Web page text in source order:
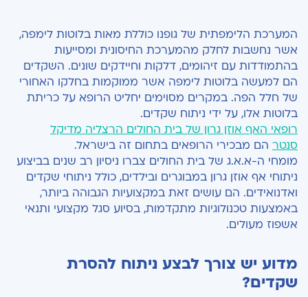
המערכת הלימפתית של גופנו כוללת מאות בלוטות לימפה,
אשר נחשבות לחלק מהמערכת החיסונית ומסייעות
בהתמודדות עם זיהומים, דלקות וחיידקים שונים. השקדים
הם למעשה בלוטות לימפה אשר ממוקמות בחלקו האחורי
של חלל הפה. במקרים מסוימים יחליט הרופא על כריתת
בלוטות אלו, על ידי ניתוח שקדים.
רופאי האף אוזן גרון של בית החולים הרצליה מדיקל
סנטר הם מבכירי הרופאים בתחום זה בישראל.
מומחי ה-א.א.ג של בית החולים צברו ניסיון רב שנים בביצוע
ניתוחי אף אוזן גרון במבוגרים ובילדים, כולל ניתוחי שקדים
ואדנואידים. הם עושים זאת במקצועיות הגבוהה ביותר,
באמצעות טכנולוגיות מתקדמות, בסיוע סגל מקצועי ותנאי
אשפוז מעולים.
מדוע יש צורך לבצע ניתוח להסרת
שקדים?